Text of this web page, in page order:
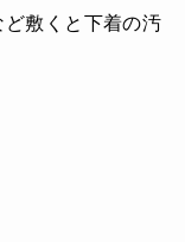
敷くと下着の汚